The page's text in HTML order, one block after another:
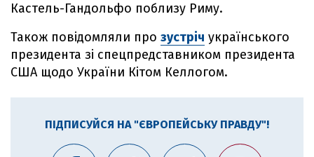
Кастель-Гандольфо поблизу Риму.
Також повідомляли про зустріч українського
президента зі спецпредставником президента
США щодо України Кітом Келлогом.
ПІДПИСУЙСЯ НА "ЄВРОПЕЙСЬКУ ПРАВДУ"!